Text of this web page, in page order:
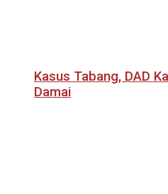
Kasus Tabang, DAD
Damai